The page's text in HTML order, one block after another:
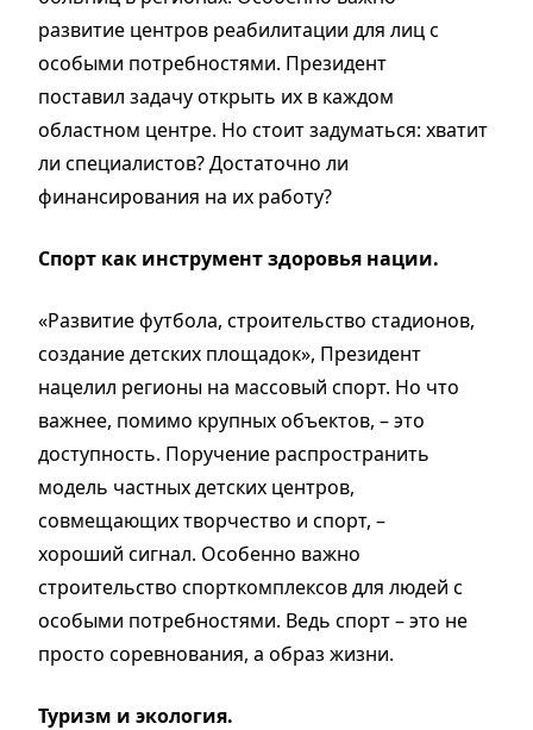
развитие центров реабилитации для лиц с
особыми потребностями. Президент
поставил задачу открыть их в каждом
областном центре. Но стоит задуматься: хватит
ли специалистов? Достаточно ли
финансирования на их работу?
Спорт как инструмент здоровья нации.
«Развитие футбола, строительство стадионов,
создание детских площадок», Президент
нацелил регионы на массовый спорт. Но что
важнее, помимо крупных объектов, – это
доступность. Поручение распространить
модель частных детских центров,
совмещающих творчество и спорт, –
хороший сигнал. Особенно важно
строительство спорткомплексов для людей с
особыми потребностями. Ведь спорт – это не
просто соревнования, а образ жизни.
Туризм и экология.